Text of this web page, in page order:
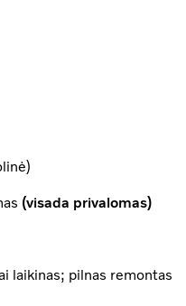
(visada privalomas)
laikinas; pilnas remontas